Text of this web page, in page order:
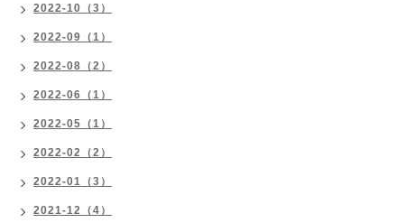
2022-10（3）
2022-09（1）
2022-08（2）
2022-06（1）
2022-05（1）
2022-02（2）
2022-01（3）
2021-12（4）